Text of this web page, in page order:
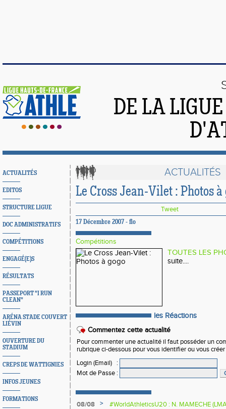
DE LA
ACTUALITÉS
EDITOS
STRUCTURE LIGUE
DOC ADMINISTRATIFS
COMPÉTITIONS
ENGAGÉ(E)S
RÉSULTATS
PASSEPORT "I RUN
CLEAN"
ARÉNA STADE COUVERT
LIÉVIN
OUVERTURE DU
STADIUM
CREPS DE WATTIGNIES
INFOS JEUNES
FORMATIONS
ACTUALITÉS
Le Cross Jean-Vilet : Photos à
Tweet
17 Décembre 2007 - flo
Compétitions
TOUTES LES
suite....
les Réactions
Commentez cette actualité
Pour commenter une actualité il faut posséder un
rubrique ci-dessous pour vous identifier ou vous
Login (Email)
:
Mot de Passe :
08/08 >
#WorldAthleticsU20 : N. MAMECHE